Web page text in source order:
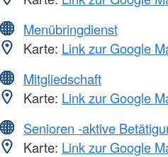
Menübringdienst
Karte: Link zur Google
Mitgliedschaft
Karte: Link zur Google
Senioren -aktive
Karte: Link zur Google